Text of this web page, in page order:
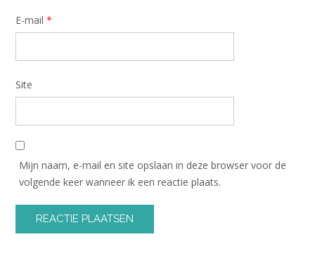
E-mail *
Site
Mijn naam, e-mail en site opslaan in deze browser voor de
volgende keer wanneer ik een reactie plaats.